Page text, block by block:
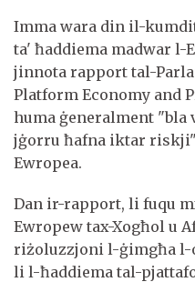
Imma wara din il-
ta' ħaddiema madwar l-
jinnota rapport tal-
Platform Economy and
huma ġeneralment
jġorru ħafna iktar
Ewropea.
Dan ir-rapport, li fuqu
Ewropew tax-Xogħol u
riżoluzzjoni l-ġimgħa l-
li l-ħaddiema tal-